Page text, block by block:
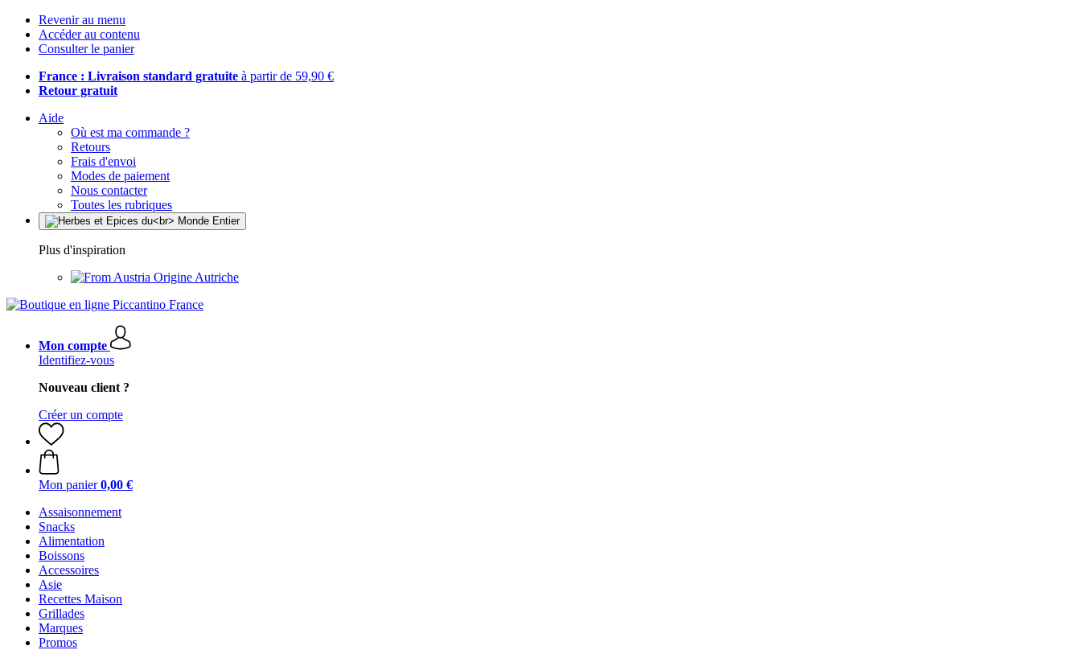
Revenir au menu
Accéder au contenu
Consulter le panier
France : Livraison standard gratuite à partir de 59,90 €
Retour gratuit
Aide
Où est ma commande ?
Retours
Frais d'envoi
Modes de paiement
Nous contacter
Toutes les rubriques
Plus d'inspiration
Origine Autriche
Mon compte
Identifiez-vous
Nouveau client ?
Créer un compte
Mon panier 0,00 €
Assaisonnement
Snacks
Alimentation
Boissons
Accessoires
Asie
Recettes Maison
Grillades
Marques
Promos